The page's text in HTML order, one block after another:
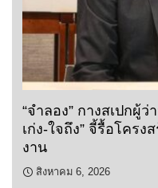
“จำลอง” กางสเปกผู้
เก่ง-ใจถึง” จี้รื้อโคร
งาน
สิงหาคม 6, 2026